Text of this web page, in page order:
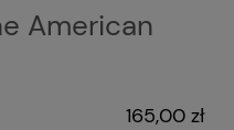
American
165,00 zł